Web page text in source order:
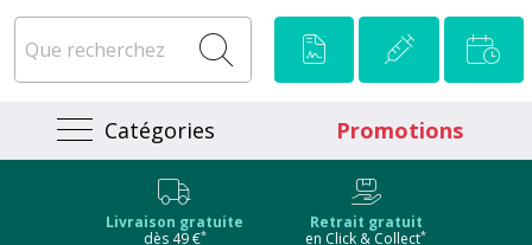
Catégories Promotions
Livraison gratuite
dès 49 €*
Retrait gratuit
en Click & Collect*